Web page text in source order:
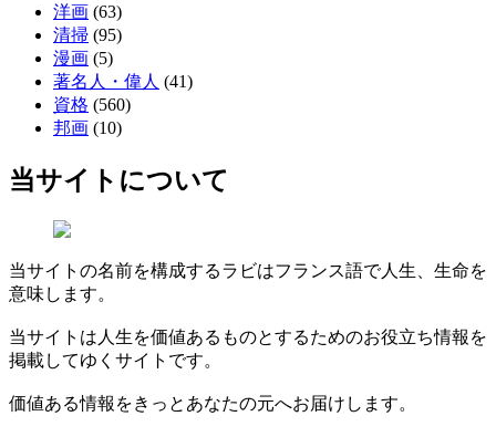
洋画 (63)
清掃 (95)
漫画 (5)
著名人・偉人 (41)
資格 (560)
邦画 (10)
当サイトについて
当サイトの名前を構成するラビはフランス語で人生、生命を
意味します。
当サイトは人生を価値あるものとするためのお役立ち情報を
掲載してゆくサイトです。
価値ある情報をきっとあなたの元へお届けします。